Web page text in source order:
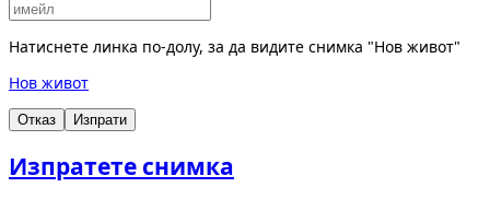
Натиснете линка по-долу, за да видите снимка "Нов живот"
Нов живот
Отказ Изпрати
Изпратете снимка